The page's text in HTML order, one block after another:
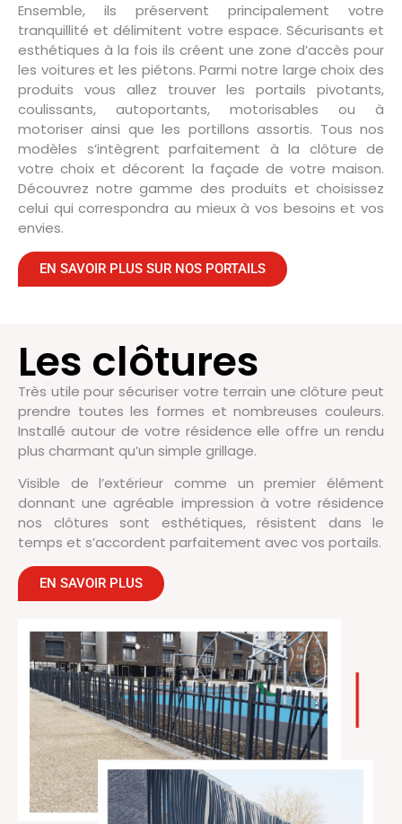
Ensemble, ils préservent principalement votre
tranquillité et délimitent votre espace. Sécurisants et
esthétiques à la fois ils créent une zone d’accès pour
les voitures et les piétons. Parmi notre large choix des
produits vous allez trouver les portails pivotants,
coulissants, autoportants, motorisables ou à
motoriser ainsi que les portillons assortis. Tous nos
modèles s’intègrent parfaitement à la clôture de
votre choix et décorent la façade de votre maison.
Découvrez notre gamme des produits et choisissez
celui qui correspondra au mieux à vos besoins et vos
envies.
EN SAVOIR PLUS SUR NOS PORTAILS
Les clôtures
Très utile pour sécuriser votre terrain une clôture peut
prendre toutes les formes et nombreuses couleurs.
Installé autour de votre résidence elle offre un rendu
plus charmant qu’un simple grillage.
Visible de l’extérieur comme un premier élément
donnant une agréable impression à votre résidence
nos clôtures sont esthétiques, résistent dans le
temps et s’accordent parfaitement avec vos portails.
EN SAVOIR PLUS